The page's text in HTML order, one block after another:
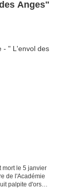
Anges"
mort le 5 janvier
de l'Académie
palpite d'ors